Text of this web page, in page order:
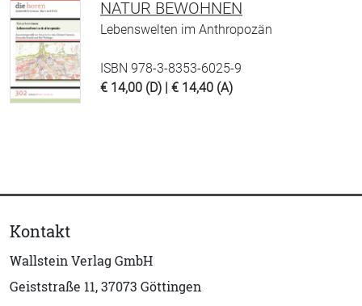
NATUR BEWOHNEN
Lebenswelten im Anthropozän
ISBN 978-3-8353-6025-9
€ 14,00 (D) | € 14,40 (A)
Kontakt
Wallstein Verlag GmbH
Geiststraße 11, 37073 Göttingen